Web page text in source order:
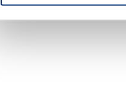
digitali).